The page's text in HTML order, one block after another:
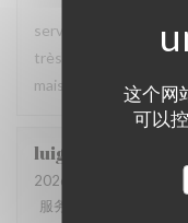
这个网
可以
serveur très
très bons. Mention
maison !
luigi
2026-06-07
- 14:30 -
服务